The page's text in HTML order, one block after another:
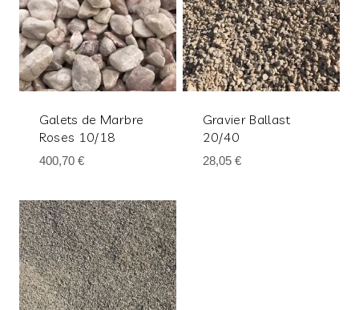
Galets de Marbre
Roses 10/18
400,70 €
Gravier Ballast
20/40
28,05 €